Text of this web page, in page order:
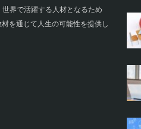
世界で活躍する人材となるため
を通じて人生の可能性を提供し